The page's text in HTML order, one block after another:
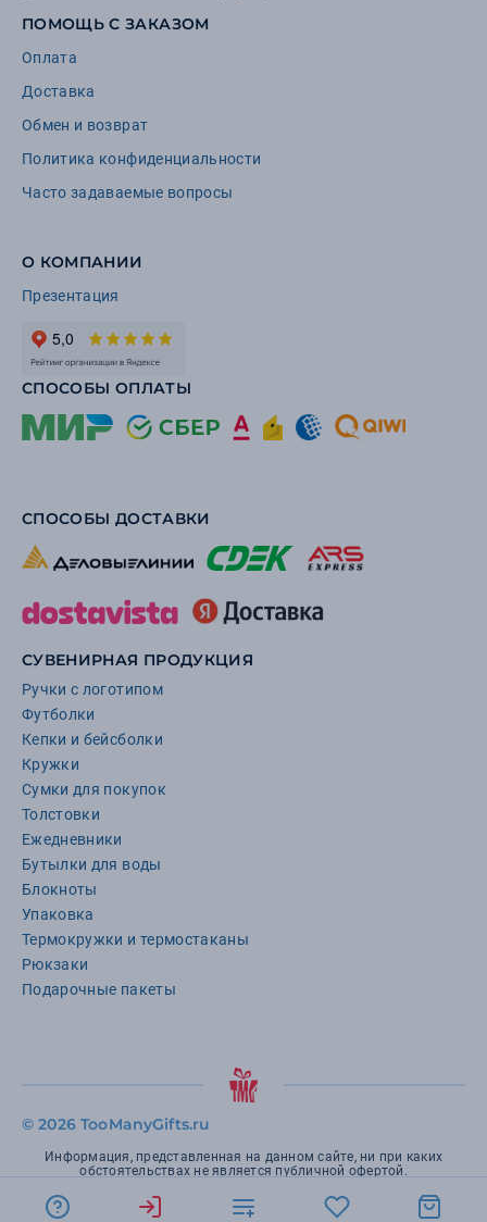
ПОМОЩЬ С ЗАКАЗОМ
Оплата
Доставка
Обмен и возврат
Политика конфиденциальности
Часто задаваемые вопросы
О КОМПАНИИ
Презентация
СПОСОБЫ ОПЛАТЫ
СПОСОБЫ ДОСТАВКИ
СУВЕНИРНАЯ ПРОДУКЦИЯ
Ручки с логотипом
Футболки
Кепки и бейсболки
Кружки
Сумки для покупок
Толстовки
Ежедневники
Бутылки для воды
Блокноты
Упаковка
Термокружки и термостаканы
Рюкзаки
Подарочные пакеты
© 2026 TooManyGifts.ru
Информация, представленная на данном сайте, ни при каких
обстоятельствах не является публичной офертой.